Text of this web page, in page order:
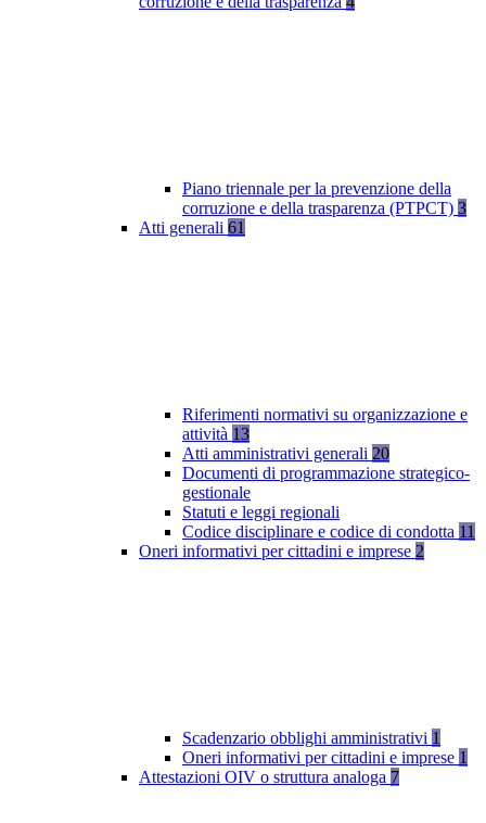
Piano triennale per la prevenzione della
corruzione e della trasparenza (PTPCT) 3
Atti generali 61
Riferimenti normativi su organizzazione e
attività 13
Atti amministrativi generali 20
Documenti di programmazione strategico-
gestionale
Statuti e leggi regionali
Codice disciplinare e codice di condotta 11
Oneri informativi per cittadini e imprese 2
Scadenzario obblighi amministrativi 1
Oneri informativi per cittadini e imprese 1
Attestazioni OIV o struttura analoga 7